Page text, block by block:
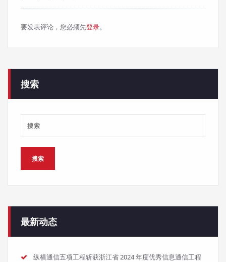
要发表评论，您必须先登录。
搜索
最新动态
纵横通信五项工程斩获浙江省 2024 年度优秀信息通信工程